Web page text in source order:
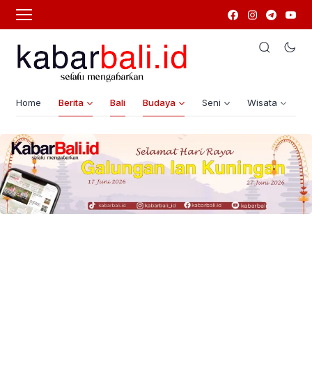
Home Berita Bali Budaya Seni Wisata